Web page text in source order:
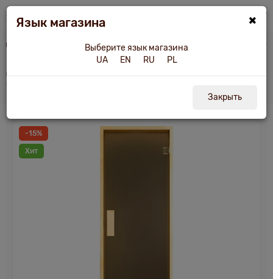
Двери для бани и сауны Дверь для бани и сауны Tesli Briz Sateen 1900х700
Дверь для бани и сауны Tesli Briz Sateen
1900 x 700
×
Язык магазина
Выберите язык магазина
UA
EN RU PL
Закрыть
-15%
Хит